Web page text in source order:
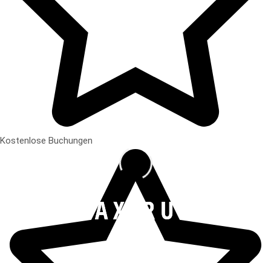
TAX R UF
Kostenlose Buchungen